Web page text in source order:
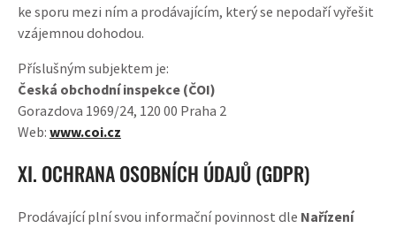
ke sporu mezi ním a prodávajícím, který se nepodaří vyřešit
vzájemnou dohodou.
Příslušným subjektem je:
Česká obchodní inspekce (ČOI)
Gorazdova 1969/24, 120 00 Praha 2
Web: www.coi.cz
XI. OCHRANA OSOBNÍCH ÚDAJŮ (GDPR)
Prodávající plní svou informační povinnost dle Nařízení